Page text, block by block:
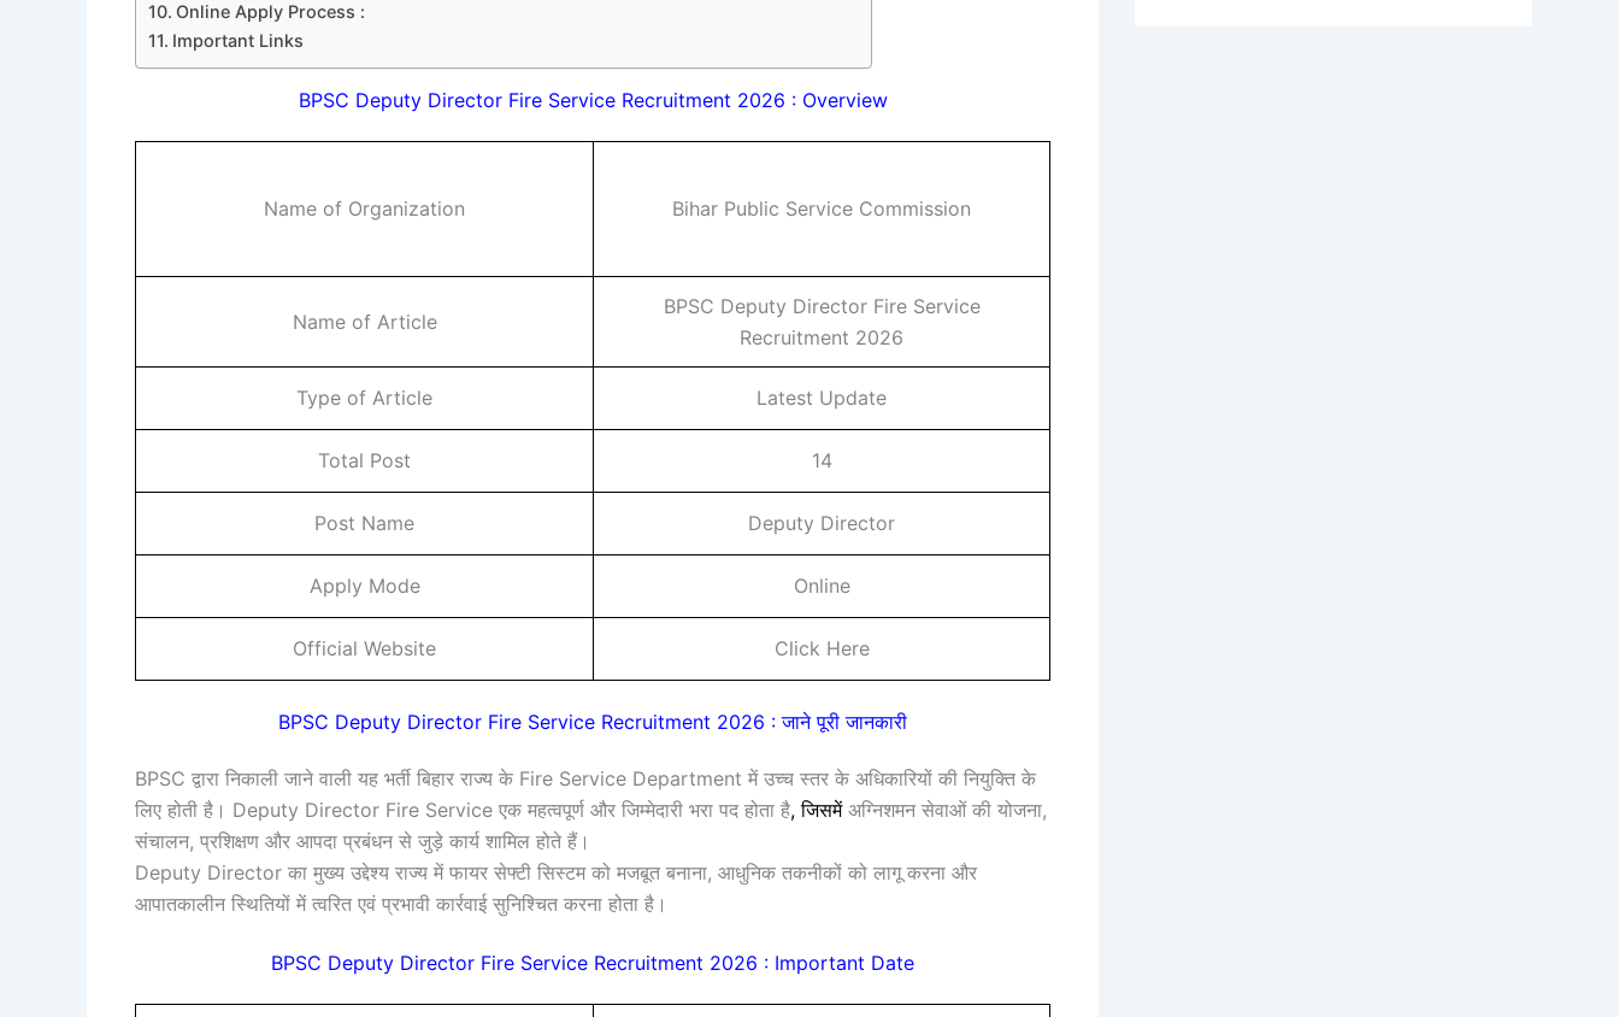
Online Apply Process :
Important Links
BPSC Deputy Director Fire Service Recruitment 2026 : Overview
Name of Organization Bihar Public Service Commission
Name of Article
BPSC Deputy Director Fire Service
Recruitment 2026
Type of Article Latest Update
Total Post 14
Post Name Deputy Director
Apply Mode Online
Official Website Click Here
BPSC Deputy Director Fire Service Recruitment 2026 : जाने पूरी जानकारी
BPSC द्वारा निकाली जाने वाली यह भर्ती बिहार राज्य के Fire Service Department में उच्च स्तर के अधिकारियों की नियुक्ति के
लिए होती है। Deputy Director Fire Service एक महत्वपूर्ण और जिम्मेदारी भरा पद होता है,जिसमें अग्निशमन सेवाओं की योजना,
संचालन, प्रशिक्षण और आपदा प्रबंधन से जुड़े कार्य शामिल होते हैं।
Deputy Director का मुख्य उद्देश्य राज्य में फायर सेफ्टी सिस्टम को मजबूत बनाना, आधुनिक तकनीकों को लागू करना और
आपातकालीन स्थितियों में त्वरित एवं प्रभावी कार्रवाई सुनिश्चित करना होता है।
BPSC Deputy Director Fire Service Recruitment 2026 : Important Date